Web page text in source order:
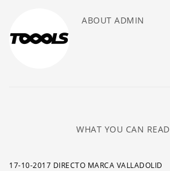
ABOUT ADMIN
WHAT YOU CAN
17-10-2017 DIRECTO MARCA VALLADOLID